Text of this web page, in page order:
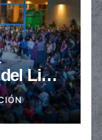
Libro